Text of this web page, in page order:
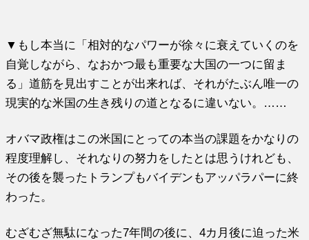
▼もし本当に「相対的なパワーが徐々に衰えていくのを
自覚しながら、なおかつ最も重要な大国の一つに留ま
る」道筋を見出すことが出来れば、それがたぶん唯一の
現実的な米国の生き残りの道となるに違いない。……
オバマ政権はこの米国にとっての本当の課題をかなりの
程度理解し、それなりの努力をしたとは思うけれども、
その後を襲ったトランプもバイデンもアッパラパーに終
わった。
むざむざ無駄になった7年間の後に、4カ月後に迫った米